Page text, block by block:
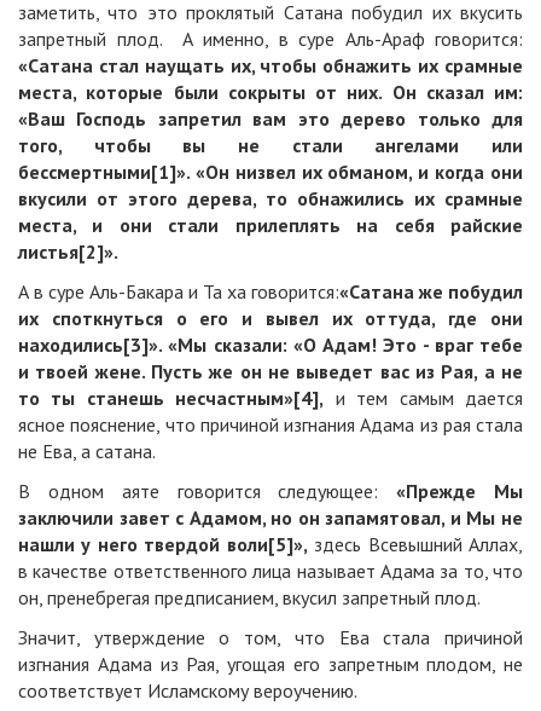
заметить, что это проклятый Сатана побудил их вкусить
запретный плод. А именно, в суре Аль-Араф говорится:
«Сатана стал наущать их, чтобы обнажить их срамные
места, которые были сокрыты от них. Он сказал им:
«Ваш Господь запретил вам это дерево только для
того, чтобы вы не стали ангелами или
бессмертными[1]». «Он низвел их обманом, и когда они
вкусили от этого дерева, то обнажились их срамные
места, и они стали прилеплять на себя райские
листья[2]».
А в суре Аль-Бакара и Та ха говорится:«Сатана же побудил
их споткнуться о его и вывел их оттуда, где они
находились[3]». «Мы сказали: «О Адам! Это - враг тебе
и твоей жене. Пусть же он не выведет вас из Рая, а не
то ты станешь несчастным»[4], и тем самым дается
ясное пояснение, что причиной изгнания Адама из рая стала
не Ева, а сатана.
В одном аяте говорится следующее:«Прежде Мы
заключили завет с Адамом, но он запамятовал, и Мы не
нашли у него твердой воли[5]», здесь Всевышний Аллах,
в качестве ответственного лица называет Адама за то, что
он, пренебрегая предписанием, вкусил запретный плод.
Значит, утверждение о том, что Ева стала причиной
изгнания Адама из Рая, угощая его запретным плодом, не
соответствует Исламскому вероучению.